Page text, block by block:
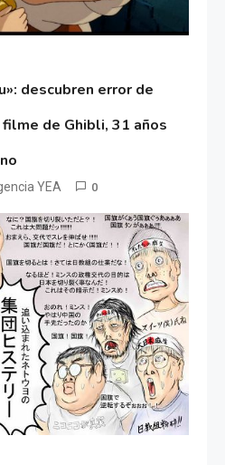
descubren error de
de Ghibli, 31 años
YEA 0